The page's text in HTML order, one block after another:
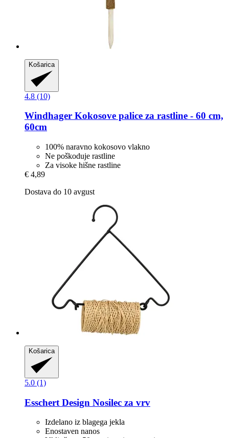
Košarica
4.8 (10)
Windhager Kokosove palice za rastline -​ 60 cm,
60cm
100% naravno kokosovo vlakno
Ne poškoduje rastline
Za visoke hišne rastline
€ 4,89
Dostava do 10 avgust
Košarica
5.0 (1)
Esschert Design Nosilec za vrv
Izdelano iz blagega jekla
Enostaven nanos